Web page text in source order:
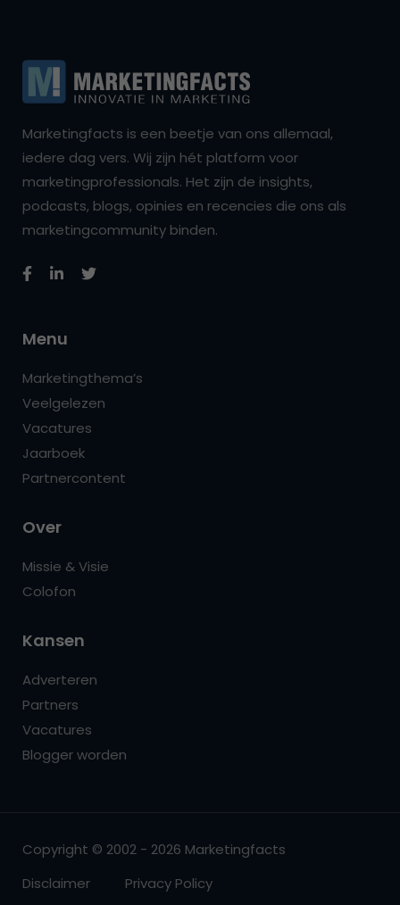
Marketingfacts is een beetje van ons allemaal,
iedere dag vers. Wij zijn hét platform voor
marketingprofessionals. Het zijn de insights,
podcasts, blogs, opinies en recencies die ons als
marketingcommunity binden.
Menu
Marketingthema’s
Veelgelezen
Vacatures
Jaarboek
Partnercontent
Over
Missie & Visie
Colofon
Kansen
Adverteren
Partners
Vacatures
Blogger worden
Copyright © 2002 - 2026 Marketingfacts
Disclaimer
Privacy Policy